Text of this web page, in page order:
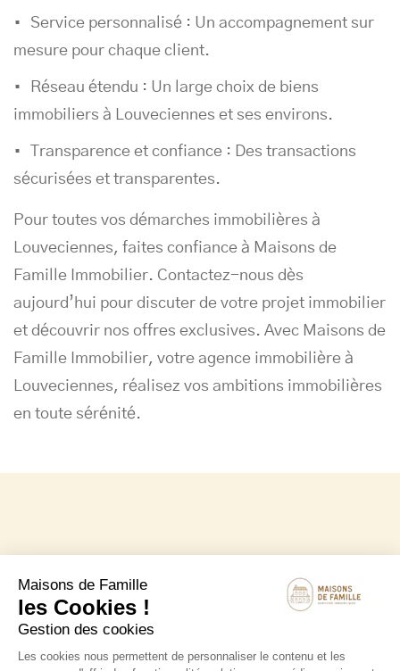
Service personnalisé : Un accompagnement sur
mesure pour chaque client.
Réseau étendu : Un large choix de biens
immobiliers à Louveciennes et ses environs.
Transparence et confiance : Des transactions
sécurisées et transparentes.
Pour toutes vos démarches immobilières à
Louveciennes, faites confiance à Maisons de
Famille Immobilier. Contactez-nous dès
aujourd’hui pour discuter de votre projet immobilier
et découvrir nos offres exclusives. Avec Maisons de
Famille Immobilier, votre agence immobilière à
Louveciennes, réalisez vos ambitions immobilières
en toute sérénité.